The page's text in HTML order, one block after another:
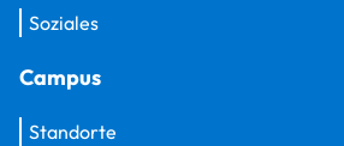
Soziales
Campus
Standorte